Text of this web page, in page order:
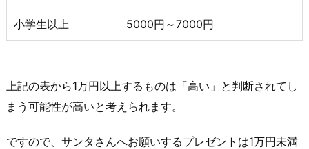
小学生以上 5000円～7000円
上記の表から1万円以上するものは「高い」と判断されてし
まう可能性が高いと考えられます。
ですので、サンタさんへお願いするプレゼントは1万円未満